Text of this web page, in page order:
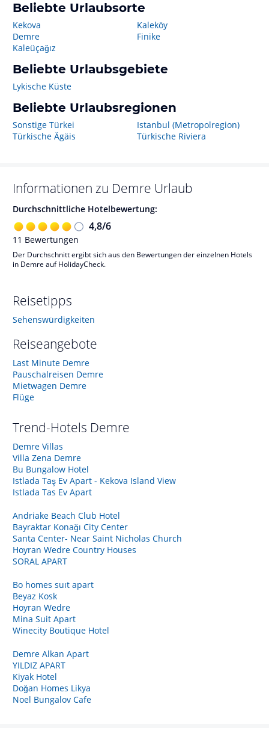
Beliebte Urlaubsorte
Kekova
Demre
Kaleüçağız
Kaleköy
Finike
Beliebte Urlaubsgebiete
Lykische Küste
Beliebte Urlaubsregionen
Sonstige Türkei
Türkische Ägäis
Istanbul (Metropolregion)
Türkische Riviera
Informationen zu Demre Urlaub
Durchschnittliche Hotelbewertung:
4,8/6
11 Bewertungen
Der Durchschnitt ergibt sich aus den Bewertungen der einzelnen Hotels
in Demre auf HolidayCheck.
Reisetipps
Sehenswürdigkeiten
Reiseangebote
Last Minute Demre
Pauschalreisen Demre
Mietwagen Demre
Flüge
Trend-Hotels Demre
Demre Villas
Villa Zena Demre
Bu Bungalow Hotel
Istlada Taş Ev Apart - Kekova Island View
Istlada Tas Ev Apart
Andriake Beach Club Hotel
Bayraktar Konağı City Center
Santa Center- Near Saint Nicholas Church
Hoyran Wedre Country Houses
SORAL APART
Bo homes suıt apart
Beyaz Kosk
Hoyran Wedre
Mina Suit Apart
Winecity Boutique Hotel
Demre Alkan Apart
YILDIZ APART
Kiyak Hotel
Doğan Homes Likya
Noel Bungalov Cafe